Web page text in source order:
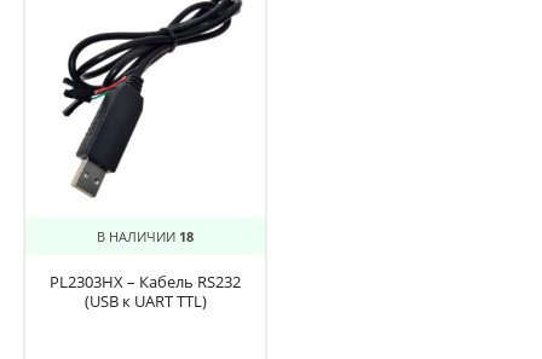
В НАЛИЧИИ 18
PL2303HX – Кабель RS232
(USB к UART TTL)